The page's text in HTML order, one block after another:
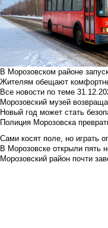
В Морозовском районе
Жителям обещают
Все новости по теме
Морозовский музей
Новый год может стать
Полиция Морозовска
Сами косят поле, но играть
В Морозовске открыли пять
Морозовский район почти